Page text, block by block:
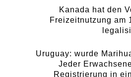
Kanada hat den
Freizeitnutzung am
Uruguay: wurde
Jeder
Registrierung in